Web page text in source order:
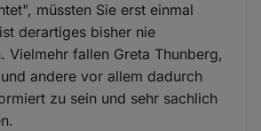
müssten Sie erst einmal
derartiges bisher nie
Vielmehr fallen Greta Thunberg,
andere vor allem dadurch
zu sein und sehr sachlich